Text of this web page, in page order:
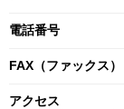
電話番号
FAX（ファックス）
アクセス